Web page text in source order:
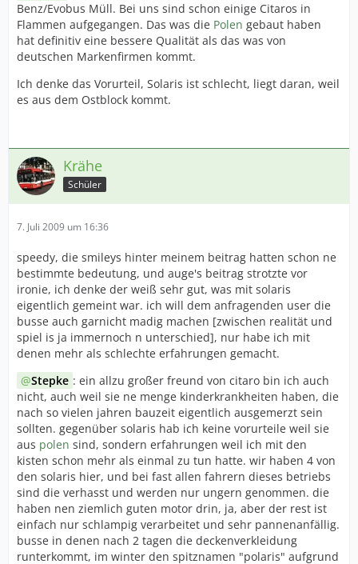
Benz/Evobus Müll. Bei uns sind schon einige Citaros in
Flammen aufgegangen. Das was die Polen gebaut haben
hat definitiv eine bessere Qualität als das was von
deutschen Markenfirmen kommt.
Ich denke das Vorurteil, Solaris ist schlecht, liegt daran, weil
es aus dem Ostblock kommt.
Krähe
Schüler
7. Juli 2009 um 16:36
speedy, die smileys hinter meinem beitrag hatten schon ne
bestimmte bedeutung, und auge's beitrag strotzte vor
ironie, ich denke der weiß sehr gut, was mit solaris
eigentlich gemeint war. ich will dem anfragenden user die
busse auch garnicht madig machen [zwischen realität und
spiel is ja immernoch n unterschied], nur habe ich mit
denen mehr als schlechte erfahrungen gemacht.
Stepke : ein allzu großer freund von citaro bin ich auch
nicht, auch weil sie ne menge kinderkrankheiten haben, die
nach so vielen jahren bauzeit eigentlich ausgemerzt sein
sollten. gegenüber solaris hab ich keine vorurteile weil sie
aus polen sind, sondern erfahrungen weil ich mit den
kisten schon mehr als einmal zu tun hatte. wir haben 4 von
den solaris hier, und bei fast allen fahrern dieses betriebs
sind die verhasst und werden nur ungern genommen. die
haben nen ziemlich guten motor drin, ja, aber der rest ist
einfach nur schlampig verarbeitet und sehr pannenanfällig.
busse in denen nach 2 tagen die deckenverkleidung
runterkommt, im winter den spitznamen "polaris" aufgrund